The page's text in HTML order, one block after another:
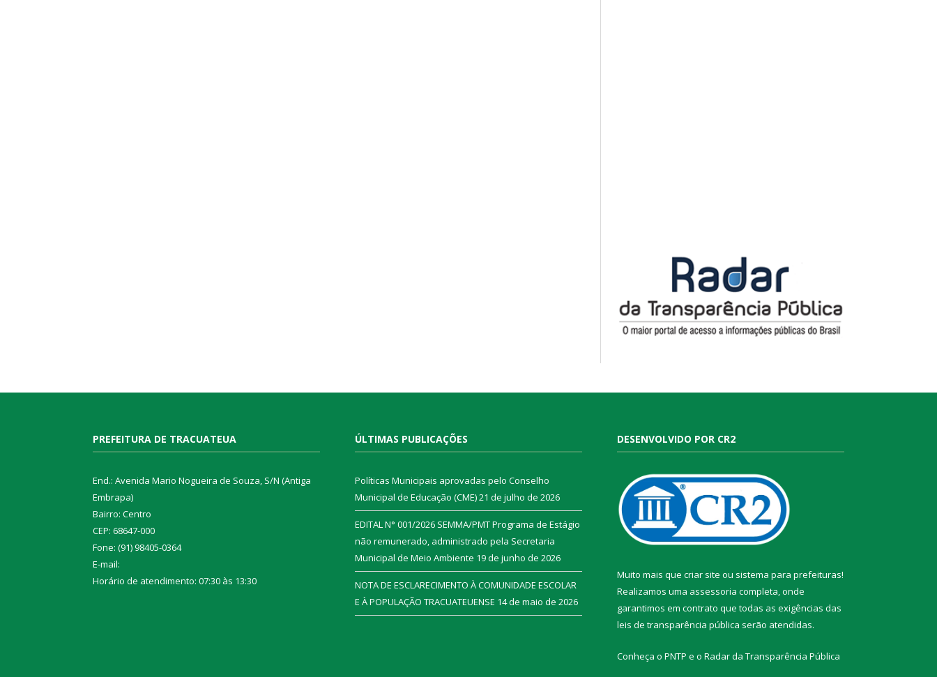
PREFEITURA DE TRACUATEUA
End.: Avenida Mario Nogueira de Souza, S/N (Antiga
Embrapa)
Bairro: Centro
CEP: 68647-000
Fone: (91) 98405-0364
E-mail:
Horário de atendimento: 07:30 às 13:30
ÚLTIMAS PUBLICAÇÕES
Políticas Municipais aprovadas pelo Conselho
Municipal de Educação (CME)21 de julho de 2026
EDITAL N° 001/2026 SEMMA/PMT Programa de Estágio
não remunerado, administrado pela Secretaria
Municipal de Meio Ambiente 19 de junho de 2026
NOTA DE ESCLARECIMENTO À COMUNIDADE ESCOLAR
E À POPULAÇÃO TRACUATEUENSE 14 de maio de 2026
DESENVOLVIDO POR CR2
Muito mais que criar site ou sistema para prefeituras!
Realizamos uma assessoria completa, onde
garantimos em contrato que todas as exigências das
leis de transparência pública serão atendidas.
Conheça o PNTP e o Radar da Transparência Pública